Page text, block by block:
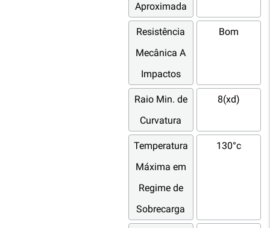
Aproximada
Resistência
Mecânica A
Impactos
Bom
Raio Min. de
Curvatura
8(xd)
Temperatura
Máxima em
Regime de
Sobrecarga
130°c